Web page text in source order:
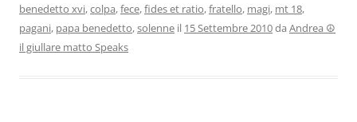
benedetto xvi,colpa,fece,fides et ratio,fratello, magi, mt 18,
pagani, papa benedetto,solenne il 15 Settembre 2010da Andrea ☮
il giullare matto Speaks